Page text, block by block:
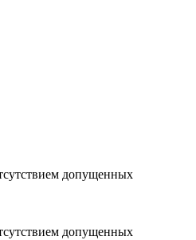
допущенных
допущенных